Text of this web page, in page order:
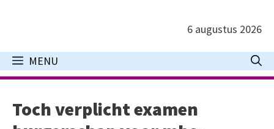
inhoud
6 augustus 2026
MENU
Toch verplicht examen